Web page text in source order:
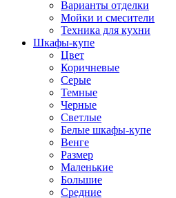
Варианты отделки
Мойки и смесители
Техника для кухни
Шкафы-купе
Цвет
Коричневые
Серые
Темные
Черные
Светлые
Белые шкафы-купе
Венге
Размер
Маленькие
Большие
Средние